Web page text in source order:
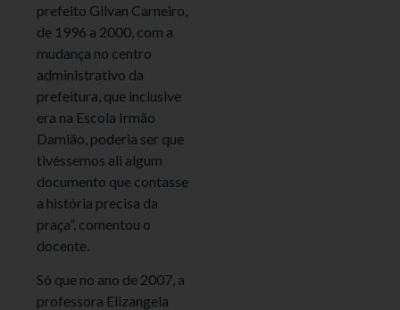
prefeito Gilvan Carneiro,
de 1996 a 2000, com a
mudança no centro
administrativo da
prefeitura, que inclusive
era na Escola Irmão
Damião, poderia ser que
tivéssemos ali algum
documento que contasse
a história precisa da
praça”, comentou o
docente.
Só que no ano de 2007, a
professora Elizangela